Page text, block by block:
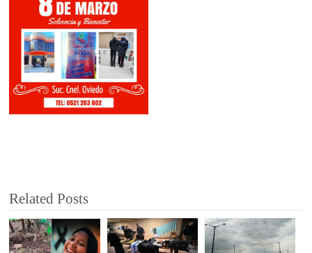
Related Posts